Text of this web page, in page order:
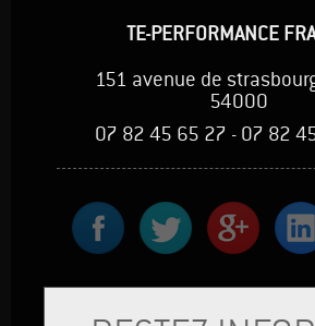
TE-PERFORMANCE
151 avenue de
54000
07 82 45 65 27 - 07 82